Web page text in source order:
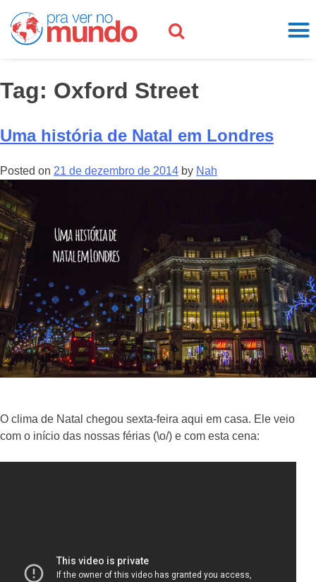
Tag: Oxford Street
Uma história de Natal em Londres
Posted on 21 de dezembro de 2014 by Nah
O clima de Natal chegou sexta-feira aqui em casa. Ele veio
com o início das nossas férias (\o/) e com esta cena: